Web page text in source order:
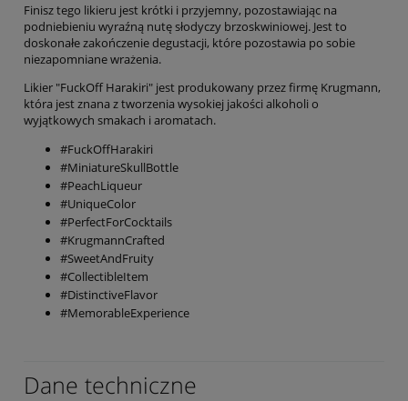
Finisz tego likieru jest krótki i przyjemny, pozostawiając na
podniebieniu wyraźną nutę słodyczy brzoskwiniowej. Jest to
doskonałe zakończenie degustacji, które pozostawia po sobie
niezapomniane wrażenia.
Likier "FuckOff Harakiri" jest produkowany przez firmę Krugmann,
która jest znana z tworzenia wysokiej jakości alkoholi o
wyjątkowych smakach i aromatach.
#FuckOffHarakiri
#MiniatureSkullBottle
#PeachLiqueur
#UniqueColor
#PerfectForCocktails
#KrugmannCrafted
#SweetAndFruity
#CollectibleItem
#DistinctiveFlavor
#MemorableExperience
Dane techniczne